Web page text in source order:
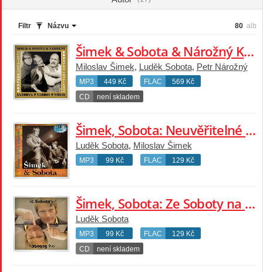
2010 dostává roli v seriálu Okresní přebor. Překvapením ,nejen
pro kritiky, ztvárnil vážnou roli předsedy Orla. Následovaly další
v divadle Semafor s herci a zpěváky bývalé skupiny Šimek –
Sobota. Také spolupracuje s Jiřím Suchým. Naposledy ve hře
Šest žen.
Upravit nebo rozšířit tento profil
Filtr Názvu 80 alb
Šimek & Sobota & Nárožný Komplet 1971-1977
Miloslav Šimek, Luděk Sobota, Petr Nárožný
MP3 449 Kč FLAC
569 Kč
CD
není skladem
Šimek, Sobota: Neuvěřitelné situace
Luděk Sobota, Miloslav Šimek
MP3 99 Kč FLAC 129 Kč
Šimek, Sobota: Ze Soboty na Sobotu
Luděk Sobota
MP3 99 Kč FLAC
129 Kč
CD
není skladem